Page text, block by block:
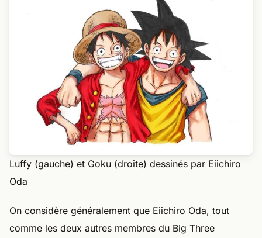
Luffy (gauche) et Goku (droite) dessinés par Eiichiro
Oda
On considère généralement que Eiichiro Oda, tout
comme les deux autres membres du Big Three